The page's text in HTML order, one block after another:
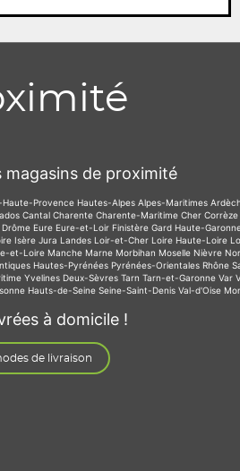
magasins de proximité
Haute-Provence Hautes-Alpes Alpes-Maritimes
Cantal Charente Charente-Maritime Cher Corrèze
Drôme Eure Eure-et-Loir Finistère Gard Haute-
Isère Jura Landes Loir-et-Cher Loire Haute-Loire
et-Loire Manche Marne Morbihan Moselle Nièvre
Hautes-Pyrénées Pyrénées-Orientales Rhône
Yvelines Deux-Sèvres Tarn Tarn-et-Garonne Var
Hauts-de-Seine Seine-Saint-Denis Val-d'Oise
à domicile !
de livraison